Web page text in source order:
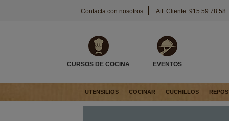
Contacta con nosotros Att. Cliente: 915 59 78 58
CURSOS DE COCINA EVENTOS
UTENSILIOS COCINAR CUCHILLOS